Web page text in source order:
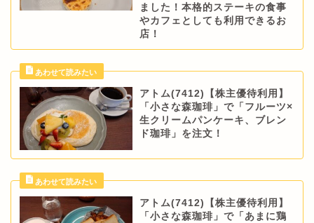
ました！本格的ステーキの食事
やカフェとしても利用できるお
店！
アトム(7412)【株主優待利用】
「小さな森珈琲」で「フルーツ×
生クリームパンケーキ、ブレン
ド珈琲」を注文！
アトム(7412)【株主優待利用】
「小さな森珈琲」で「あまに鶏